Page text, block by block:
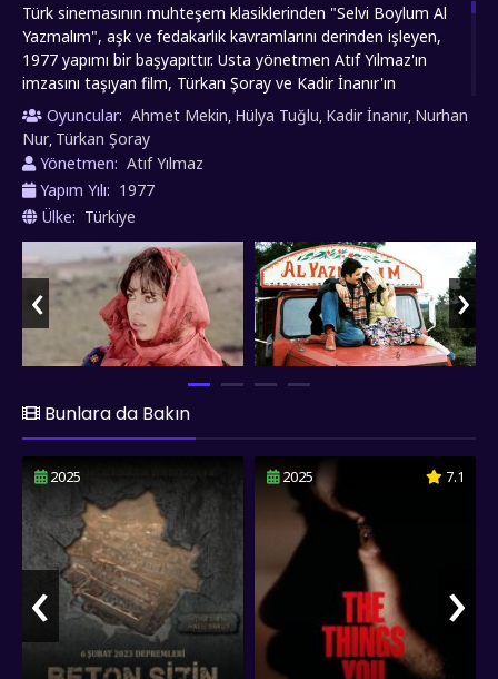
Türk sinemasının muhteşem klasiklerinden "Selvi Boylum Al
Yazmalım", aşk ve fedakarlık kavramlarını derinden işleyen,
1977 yapımı bir başyapıttır. Usta yönetmen Atıf Yılmaz'ın
imzasını taşıyan film, Türkan Şoray ve Kadir İnanır'ın
muhteşem performanslarıyla sinemamızın en değerli eserleri
arasında yer alıyor. Film, İstanbul'dan uzak bir Anadolu
köyüne gelen kamyon şoförü İlyas'ın (Kadir İnanır), güzel
Asya (Türkan Şoray) ile tanışmasıyla başlar. İkili arasında
filizlenen aşk, tüm engellere rağmen evliliklerin uzamasına
rağmen. Asya, ailesinin karşı karşıya kalmasına rağmen
kalbinin sesini dinleyerek İlyas'ı seçer ve beraber yeni bir
hayata adım atarlar. Ancak mutlulukları uzun sürmez. Mesleği
gereği sürekli yollarda olan İlyas, “Asya ve oğullarını ihmal
etmeye başlar. Başka bir kadınla yaşadığı yasak ilişki, ailesini
tamamen terk etmesiyle sona ermiştir. Asya, küçük oğluyla
birlikte zorlu bir yaşam mücadelesine girişir. Hayatın kavşak
noktalarından birinde Asya, yolu Cemşit ile kesişir. Cemşit,
Asya ve oğluna kol kanat gerer, onlara sahip olur ve kapsamlı
babalık yapar. Tam her şey yoluna girdiğinde İlyas'ın geri
dönüşünde, Asya'yı büyük bir ikilemde bırakır. Filmin en vurucu
sahnesi, Asya'nın "Sevgi neydi? Sevgi emekti..." sözleriyle
depolama en önemli birikimini sağladığı andır. Bu replik, Türk
sinemasının en güçlü cümlelerinden biri olarak hafızalara
kazınır ve gerçek sevginin özünü sorgular. "Selvi Boylum Al
Yazmalım", sadece bir aşk hikayesi değil, aynı zamanda sevgi,
emek ve fedakarlık kavramlarını kaybetmeyen, Anadolu
insanının duygusal dünyasını ustalıkla değişen bir başyapıttır.
fullfilmizle.co olarak Selvi Boylum Al Yazmalım filmini sizlere
full hd 1080p kalitesinde sunmuş olup, keyifli seyirler dileriz...
Oyuncular: Ahmet Mekin, Hülya Tuğlu, Kadir İnanır, Nurhan
Nur, Türkan Şoray
Yönetmen: Atıf Yılmaz
Yapım Yılı: 1977
Ülke: Türkiye
‹ ›
Bunlara da Bakın
2025 2025 7.1
‹ ›